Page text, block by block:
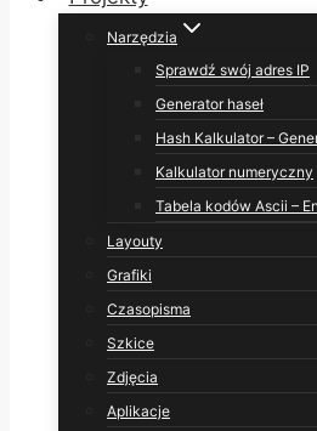
Narzędzia
Sprawdź swój adres IP
Generator haseł
Hash Kalkulator –
Kalkulator numeryczny
Tabela kodów Ascii –
Layouty
Grafiki
Czasopisma
Szkice
Zdjęcia
Aplikacje